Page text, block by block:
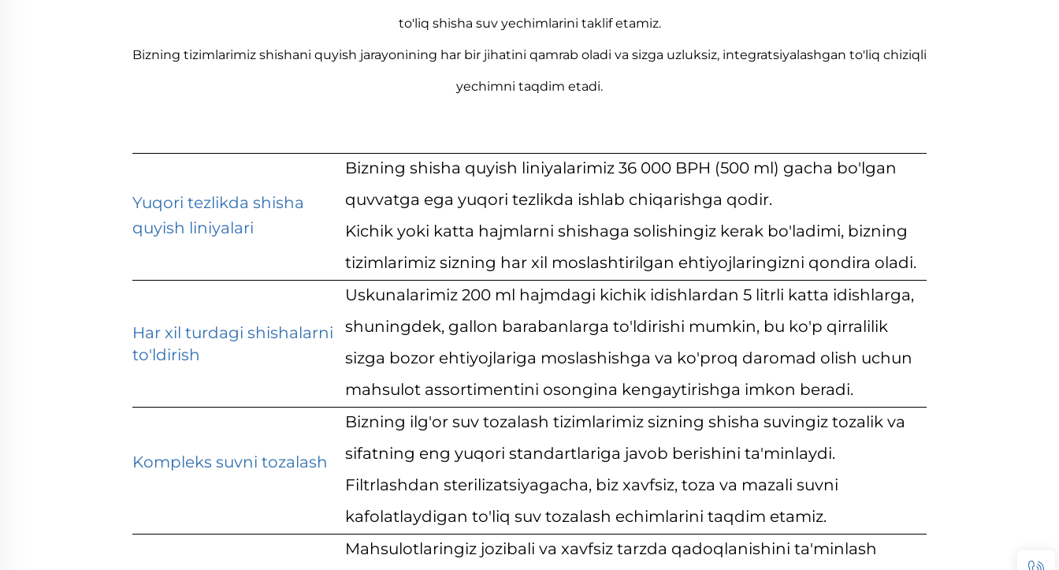
to'liq shisha suv yechimlarini taklif etamiz.
Bizning tizimlarimiz shishani quyish jarayonining har bir jihatini qamrab oladi va sizga uzluksiz, integratsiyalashgan to'liq chiziqli
yechimni taqdim etadi.
Yuqori tezlikda shisha
quyish liniyalari
Bizning shisha quyish liniyalarimiz 36 000 BPH (500 ml) gacha bo'lgan
quvvatga ega yuqori tezlikda ishlab chiqarishga qodir.
Kichik yoki katta hajmlarni shishaga solishingiz kerak bo'ladimi, bizning
tizimlarimiz sizning har xil moslashtirilgan ehtiyojlaringizni qondira oladi.
Har xil turdagi shishalarni
to'ldirish
Uskunalarimiz 200 ml hajmdagi kichik idishlardan 5 litrli katta idishlarga,
shuningdek, gallon barabanlarga to'ldirishi mumkin, bu ko'p qirralilik
sizga bozor ehtiyojlariga moslashishga va ko'proq daromad olish uchun
mahsulot assortimentini osongina kengaytirishga imkon beradi.
Kompleks suvni tozalash
Bizning ilg'or suv tozalash tizimlarimiz sizning shisha suvingiz tozalik va
sifatning eng yuqori standartlariga javob berishini ta'minlaydi.
Filtrlashdan sterilizatsiyagacha, biz xavfsiz, toza va mazali suvni
kafolatlaydigan to'liq suv tozalash echimlarini taqdim etamiz.
Mahsulotlaringiz jozibali va xavfsiz tarzda qadoqlanishini ta'minlash